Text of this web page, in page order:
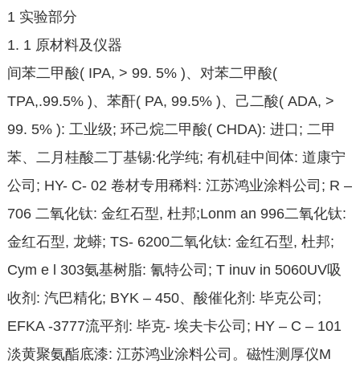
1 实验部分
1. 1 原材料及仪器
间苯二甲酸( IPA, > 99. 5% )、对苯二甲酸(
TPA,.99.5% )、苯酐( PA, 99.5% )、己二酸( ADA, >
99. 5% ): 工业级; 环己烷二甲酸( CHDA): 进口; 二甲
苯、二月桂酸二丁基锡:化学纯; 有机硅中间体: 道康宁
公司; HY- C- 02 卷材专用稀料: 江苏鸿业涂料公司; R –
706 二氧化钛: 金红石型, 杜邦;Lonm an 996二氧化钛:
金红石型, 龙蟒; TS- 6200二氧化钛: 金红石型, 杜邦;
Cym e l 303氨基树脂: 氰特公司; T inuv in 5060UV吸
收剂: 汽巴精化; BYK – 450、酸催化剂: 毕克公司;
EFKA -3777流平剂: 毕克- 埃夫卡公司; HY – C – 101
淡黄聚氨酯底漆: 江苏鸿业涂料公司。磁性测厚仪M